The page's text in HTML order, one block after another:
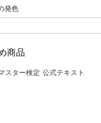
商品
スター検定 公式テキスト